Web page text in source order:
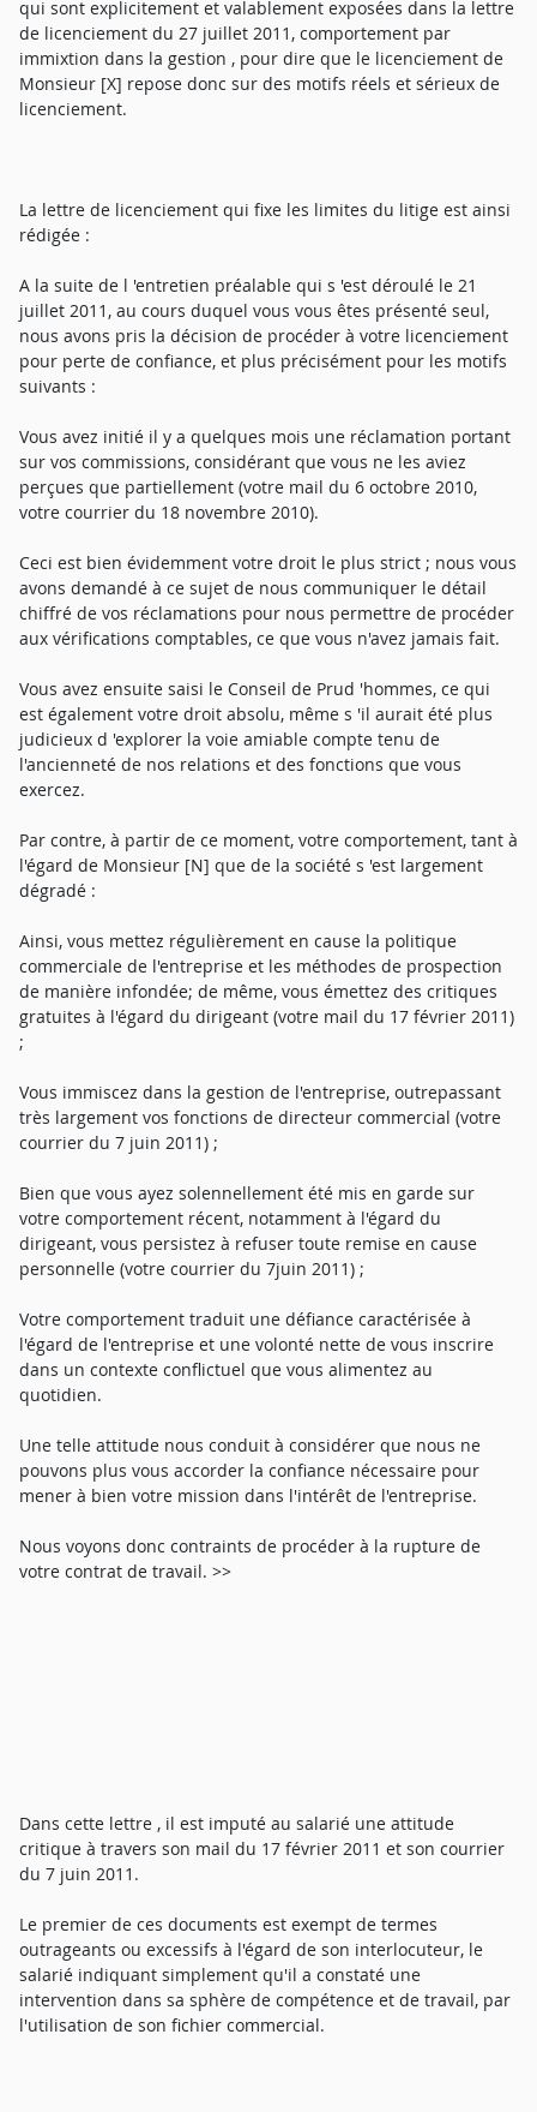
qui sont explicitement et valablement exposées dans la lettre
de licenciement du 27 juillet 2011, comportement par
immixtion dans la gestion , pour dire que le licenciement de
Monsieur [X] repose donc sur des motifs réels et sérieux de
licenciement.
La lettre de licenciement qui fixe les limites du litige est ainsi
rédigée :
A la suite de l 'entretien préalable qui s 'est déroulé le 21
juillet 2011, au cours duquel vous vous êtes présenté seul,
nous avons pris la décision de procéder à votre licenciement
pour perte de confiance, et plus précisément pour les motifs
suivants :
Vous avez initié il y a quelques mois une réclamation portant
sur vos commissions, considérant que vous ne les aviez
perçues que partiellement (votre mail du 6 octobre 2010,
votre courrier du 18 novembre 2010).
Ceci est bien évidemment votre droit le plus strict ; nous vous
avons demandé à ce sujet de nous communiquer le détail
chiffré de vos réclamations pour nous permettre de procéder
aux vérifications comptables, ce que vous n'avez jamais fait.
Vous avez ensuite saisi le Conseil de Prud 'hommes, ce qui
est également votre droit absolu, même s 'il aurait été plus
judicieux d 'explorer la voie amiable compte tenu de
l'ancienneté de nos relations et des fonctions que vous
exercez.
Par contre, à partir de ce moment, votre comportement, tant à
l'égard de Monsieur [N] que de la société s 'est largement
dégradé :
Ainsi, vous mettez régulièrement en cause la politique
commerciale de l'entreprise et les méthodes de prospection
de manière infondée; de même, vous émettez des critiques
gratuites à l'égard du dirigeant (votre mail du 17 février 2011)
;
Vous immiscez dans la gestion de l'entreprise, outrepassant
très largement vos fonctions de directeur commercial (votre
courrier du 7 juin 2011) ;
Bien que vous ayez solennellement été mis en garde sur
votre comportement récent, notamment à l'égard du
dirigeant, vous persistez à refuser toute remise en cause
personnelle (votre courrier du 7juin 2011) ;
Votre comportement traduit une défiance caractérisée à
l'égard de l'entreprise et une volonté nette de vous inscrire
dans un contexte conflictuel que vous alimentez au
quotidien.
Une telle attitude nous conduit à considérer que nous ne
pouvons plus vous accorder la confiance nécessaire pour
mener à bien votre mission dans l'intérêt de l'entreprise.
Nous voyons donc contraints de procéder à la rupture de
votre contrat de travail. >>
Dans cette lettre , il est imputé au salarié une attitude
critique à travers son mail du 17 février 2011 et son courrier
du 7 juin 2011.
Le premier de ces documents est exempt de termes
outrageants ou excessifs à l'égard de son interlocuteur, le
salarié indiquant simplement qu'il a constaté une
intervention dans sa sphère de compétence et de travail, par
l'utilisation de son fichier commercial.